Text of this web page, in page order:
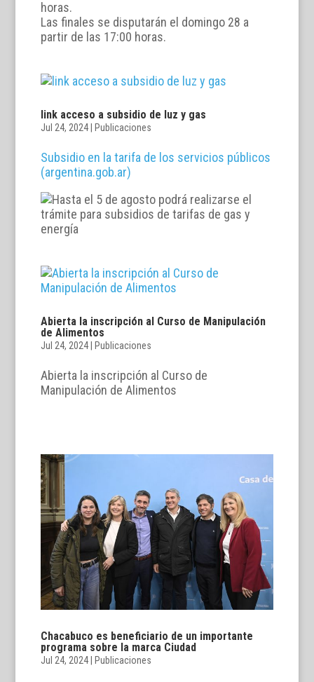
horas.
Las finales se disputarán el domingo 28 a
partir de las 17:00 horas.
link acceso a subsidio de luz y gas
Jul 24, 2024| Publicaciones
Subsidio en la tarifa de los servicios públicos
(argentina.gob.ar)
Abierta la inscripción al Curso de Manipulación
de Alimentos
Jul 24, 2024| Publicaciones
Abierta la inscripción al Curso de
Manipulación de Alimentos
Chacabuco es beneficiario de un importante
programa sobre la marca Ciudad
Jul 24, 2024| Publicaciones